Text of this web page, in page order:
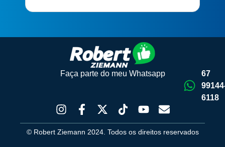
Faça parte do meu Whatsapp
67
6118
© Robert Ziemann 2024. Todos os direitos reservados